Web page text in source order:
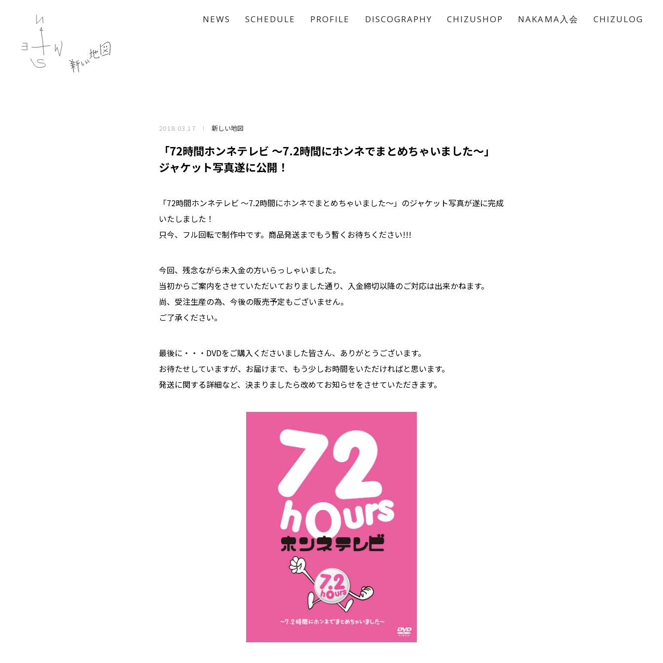
NEWS SCHEDULE PROFILE DISCOGRAPHY CHIZUSHOP NAKAMA入会 CHIZULOG
2018.03.17 新しい地図
「72時間ホンネテレビ 〜7.2時間にホンネでまとめちゃいました〜」
ジャケット写真遂に公開！
「72時間ホンネテレビ 〜7.2時間にホンネでまとめちゃいました〜」のジャケット写真が遂に完成
いたしました！
只今、フル回転で制作中です。商品発送までもう暫くお待ちください!!!
今回、残念ながら未入金の方いらっしゃいました。
当初からご案内をさせていただいておりました通り、入金締切以降のご対応は出来かねます。
尚、受注生産の為、今後の販売予定もございません。
ご了承ください。
最後に・・・DVDをご購入くださいました皆さん、ありがとうございます。
お待たせしていますが、お届けまで、もう少しお時間をいただければと思います。
発送に関する詳細など、決まりましたら改めてお知らせをさせていただきます。